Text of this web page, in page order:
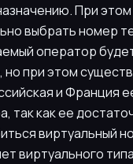
При
выбрать номер
оператор
при этом
и Франция
так как ее
виртуальный
виртуального